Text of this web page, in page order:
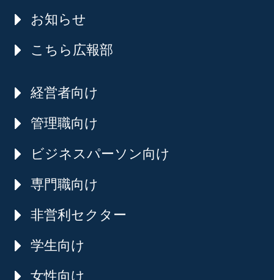
お知らせ
こちら広報部
経営者向け
管理職向け
ビジネスパーソン向け
専門職向け
非営利セクター
学生向け
女性向け